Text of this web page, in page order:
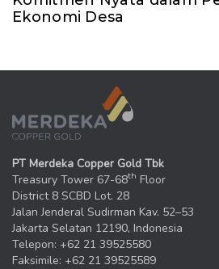
Ekonomi Desa
PT Merdeka Copper Gold Tbk
Treasury Tower 67-68th Floor
District 8 SCBD Lot. 28
Jalan Jenderal Sudirman Kav. 52–53
Jakarta Selatan 12190, Indonesia
Telepon: +62 21 39525580
Faksimile: +62 21 39525589